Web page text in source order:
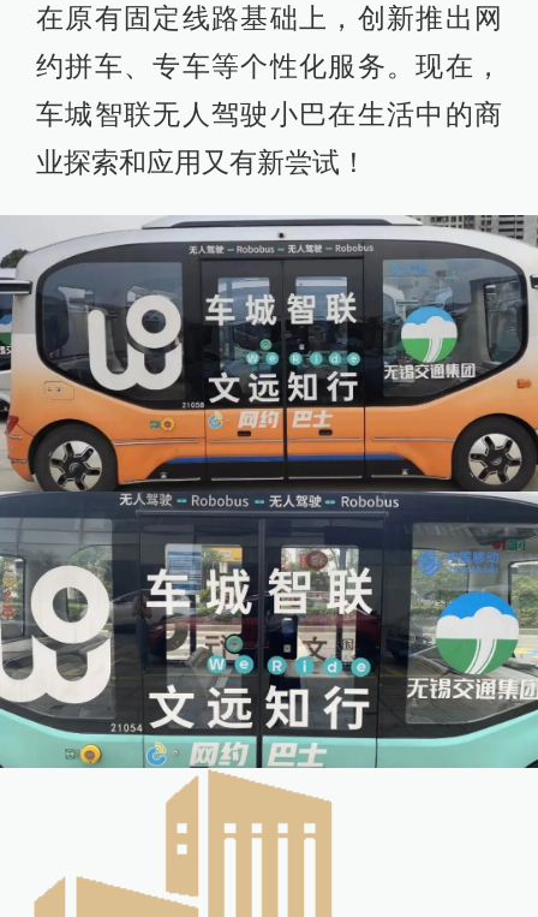
在原有固定线路基础上，创新推出网
约拼车、专车等个性化服务。现在，
车城智联无人驾驶小巴在生活中的商
业探索和应用又有新尝试！